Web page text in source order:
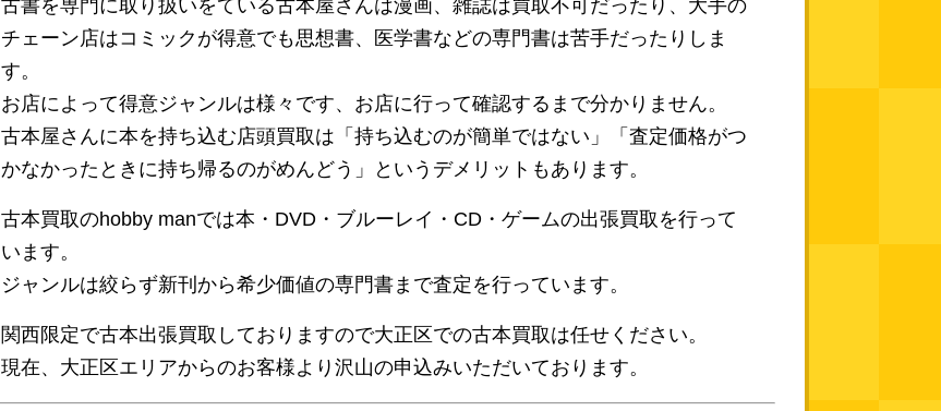
古書を専門に取り扱いをている古本屋さんは漫画、雑誌は買取不可だったり、大手の
チェーン店はコミックが得意でも思想書、医学書などの専門書は苦手だったりしま
す。
お店によって得意ジャンルは様々です、お店に行って確認するまで分かりません。
古本屋さんに本を持ち込む店頭買取は「持ち込むのが簡単ではない」「査定価格がつ
かなかったときに持ち帰るのがめんどう」というデメリットもあります。
古本買取のhobby manでは本・DVD・ブルーレイ・CD・ゲームの出張買取を行って
います。
ジャンルは絞らず新刊から希少価値の専門書まで査定を行っています。
関西限定で古本出張買取しておりますので大正区での古本買取は任せください。
現在、大正区エリアからのお客様より沢山の申込みいただいております。